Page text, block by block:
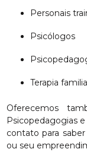
Personais
Psicólogos
Terapia
Oferecemos
Psicopedagogias
contato para
ou seu